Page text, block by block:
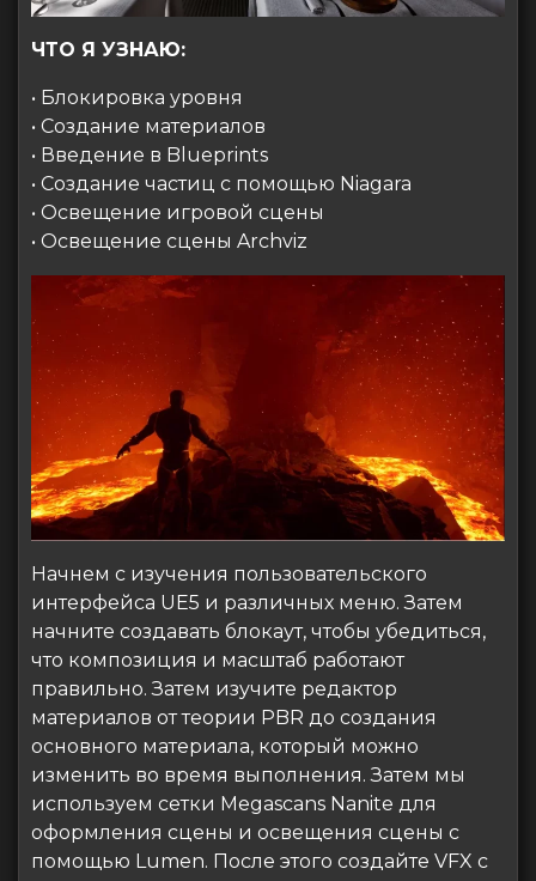
ЧТО Я УЗНАЮ:
• Блокировка уровня
• Создание материалов
• Введение в Blueprints
• Создание частиц с помощью Niagara
• Освещение игровой сцены
• Освещение сцены Archviz
Начнем с изучения пользовательского
интерфейса UE5 и различных меню. Затем
начните создавать блокаут, чтобы убедиться,
что композиция и масштаб работают
правильно. Затем изучите редактор
материалов от теории PBR до создания
основного материала, который можно
изменить во время выполнения. Затем мы
используем сетки Megascans Nanite для
оформления сцены и освещения сцены с
помощью Lumen. После этого создайте VFX с